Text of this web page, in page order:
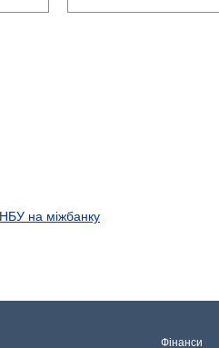
на міжбанку
Фінанси